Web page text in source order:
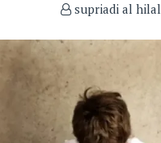
supriadi al hilal